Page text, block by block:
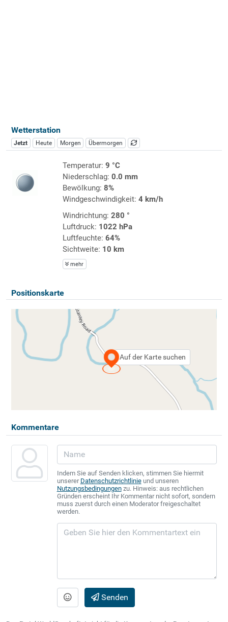
Wetterstation
Jetzt Heute Morgen Übermorgen
Temperatur: 9 °C
Niederschlag: 0.0 mm
Bewölkung: 8%
Windgeschwindigkeit: 4 km/h
Windrichtung: 280 °
Luftdruck: 1022 hPa
Luftfeuchte: 64%
Sichtweite: 10 km
mehr
Positionskarte
Auf der Karte suchen
Kommentare
Indem Sie auf Senden klicken, stimmen Sie hiermit
unserer Datenschutzrichtlinieund unseren
Nutzungsbedingungenzu. Hinweis: aus rechtlichen
Gründen erscheint Ihr Kommentar nicht sofort, sondern
muss zuerst durch einen Moderator freigeschaltet
werden.
Senden